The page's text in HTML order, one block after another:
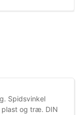
Spidsvinkel
plast og træ. DIN